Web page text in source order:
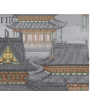
uslubda,
Suvga chidamli
dog'ga chidamli,
minimalizm
Barcha uy uchun
qoplamasi,